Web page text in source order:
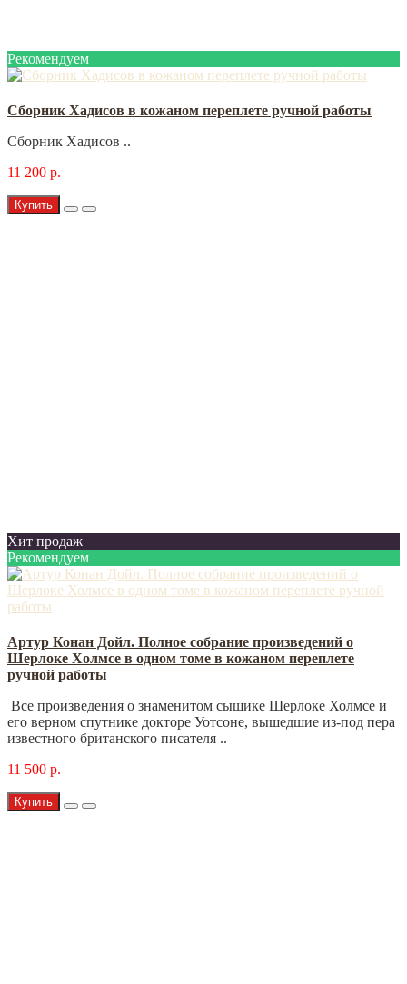
Рекомендуем
Сборник Хадисов в кожаном переплете ручной работы
Сборник Хадисов ..
11 200 р.
Купить
Хит продаж
Рекомендуем
Артур Конан Дойл. Полное собрание произведений о
Шерлоке Холмсе в одном томе в кожаном переплете
ручной работы
Все произведения о знаменитом сыщике Шерлоке Холмсе и
его верном спутнике докторе Уотсоне, вышедшие из-под пера
известного британского писателя ..
11 500 р.
Купить